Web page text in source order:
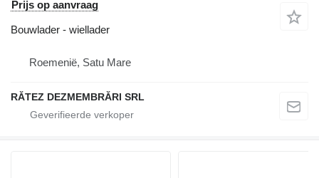
Prijs op aanvraag
Bouwlader - wiellader
Roemenië, Satu Mare
RĂTEZ DEZMEMBRĂRI SRL